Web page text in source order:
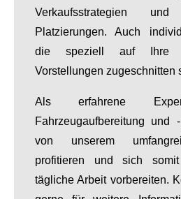
Verkaufsstrategien
Platzierungen. Auch
die speziell auf Ihre
Vorstellungen zugeschnitten
Als erfahrene
Fahrzeugaufbereitung und
von unserem
profitieren und sich
tägliche Arbeit vorbereiten.